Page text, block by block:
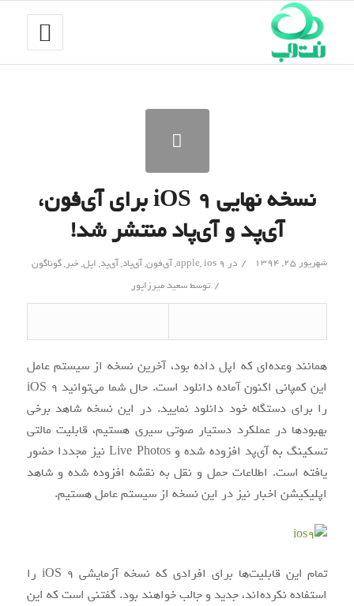
نسخه نهایی iOS 9 برای آی‌فون،
آی‌پد و آی‌پاد منتشر شد!
شهریور ۲۵, ۱۳۹۴ / در apple,ios 9
,آی‌فون,آی‌پاد,آی‌پد, اپل,خبر,گوناگون
/ توسطسعید میرزاپور
همانند وعده‌ای که اپل داده بود، آخرین نسخه از سیستم عامل
این کمپانی اکنون آماده دانلود است. حال شما می‌توانید iOS 9
را برای دستگاه خود دانلود نمایید. در این نسخه شاهد برخی
بهبود‌ها در عملکرد دستیار صوتی سیری هستیم، قابلیت مالتی
تسکینگ به آی‌پد افزوده شده و Live Photos نیز مجددا حضور
یافته است. اطلاعات حمل و نقل به نقشه افزوده شده و شاهد
اپلیکیشن اخبار نیز در این نسخه از سیستم عامل هستیم.
تمام این قابلیت‌ها برای افرادی که نسخه آزمایشی iOS 9 را
استفاده نکرده‌اند، جدید و جالب خواهند بود. گفتنی است که این